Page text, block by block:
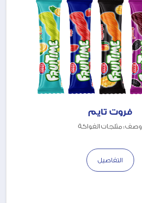
فروت تايم
وصف : مثلجات الفواكة
التفاصيل